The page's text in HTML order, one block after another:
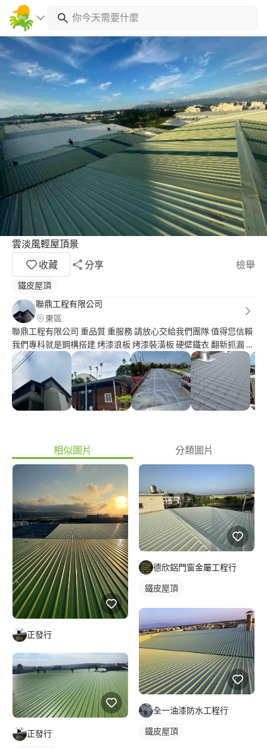
雲淡風輕屋頂景
收藏
分享 檢舉
鐵皮屋頂
聯鼎工程有限公司
東區
聯鼎工程有限公司 重品質 重服務 請放心交給我們團隊 值得您信賴
我們專科就是鋼構搭建 烤漆浪板 烤漆裝潢板 硬壁鐵衣 翻新抓漏 聯
鼎工程有限公司 有包括一條龍服務 從你們沒有到有 我們聯鼎工程
有限公司都可以滿足客戶們 重點我們聯鼎工程有限公司還有售後
服務 只要有讓我們服務到 如果非人為 我們聯鼎給客戶的就是保固
一年 統一編號：9 0 3 0 9 1 0 7
相似圖片 分類圖片
正發行
正發行
德欣鋁門窗金屬工程行
鐵皮屋頂
全一油漆防水工程行
鐵皮屋頂